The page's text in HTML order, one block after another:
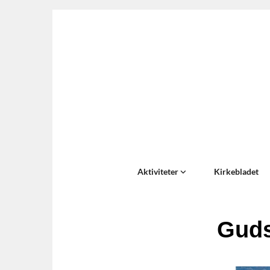
Aktiviteter Kirkebladet